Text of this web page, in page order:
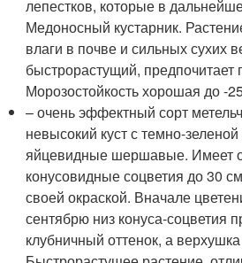
лепестков, которые в
Медоносный кустарник.
влаги в почве и сильных сухих
быстрорастущий, предпочитает
Морозостойкость хорошая до -
– очень эффектный сорт
невысокий куст с темно-
яйцевидные шершавые. Имеет
конусовидные соцветия до 30
своей окраской. Вначале
сентябрю низ конуса-соцветия
клубничный оттенок, а